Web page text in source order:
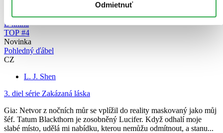
Odmietnuť
E-kniha
TOP #4
Novinka
Pohledný ďábel
CZ
L. J. Shen
3. diel série Zakázaná láska
Gia: Netvor z nočních můr se vplížil do reality maskovaný jako můj
šéf. Tatum Blackthorn je zosobněný Lucifer. Když odhalí moje
slabé místo, udělá mi nabídku, kterou nemůžu odmítnout, a stanu...